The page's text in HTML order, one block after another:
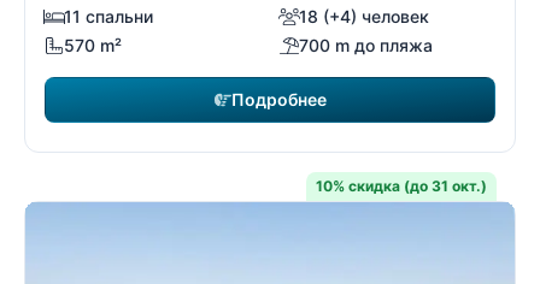
11 спальни
18 (+4) человек
570 m²
700 m до пляжа
Подробнее
10% скидка (до 31 окт.)